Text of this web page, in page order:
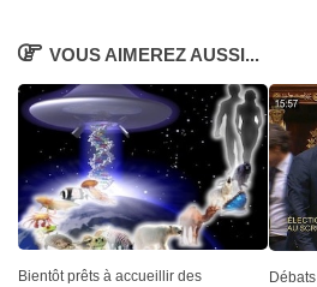
VOUS AIMEREZ AUSSI...
Bientôt prêts à accueillir des